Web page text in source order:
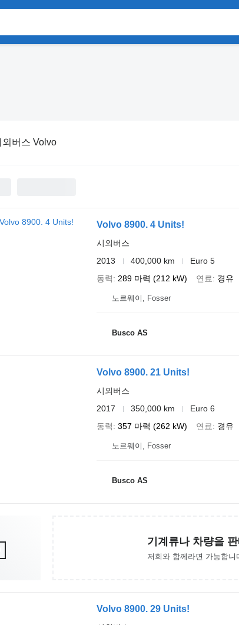
외버스 Volvo
Volvo 8900. 4 Units!
시외버스
2013
400,000 km
Euro 5
동력
289 마력 (212 kW) 연료 경유
노르웨이, Fosser
Busco AS
Volvo 8900. 21 Units!
시외버스
2017
350,000 km
Euro 6
동력
357 마력 (262 kW) 연료 경유
노르웨이, Fosser
Busco AS
기계류나 차량을
저희와 함께라면 가능합니
Volvo 8900. 29 Units!